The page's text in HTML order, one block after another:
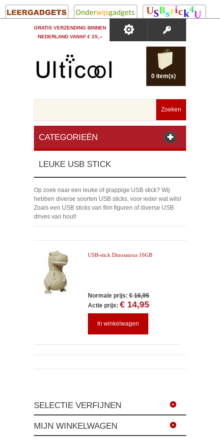
GRATIS VERZENDING BINNEN
NEDERLAND VANAF € 25,--
0 item(s)
Zoeken
CATEGORIEËN
LEUKE USB STICK
Op zoek naar een leuke of grappige USB stick? Wij
hebben diverse soorten USB sticks, voor ieder wat wils!
Zoals een USB sticks van film figuren of diverse USB
drives van hout!
USB-stick Dinosaurus 16GB
Normale prijs: € 16,95
Actie prijs: € 14,95
In winkelwagen
SELECTIE VERFIJNEN
MIJN WINKELWAGEN